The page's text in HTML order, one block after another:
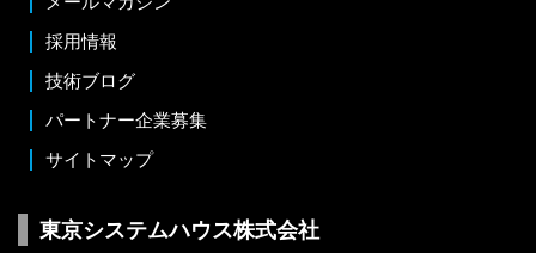
採用情報
技術ブログ
パートナー企業募集
サイトマップ
東京システムハウス株式会社